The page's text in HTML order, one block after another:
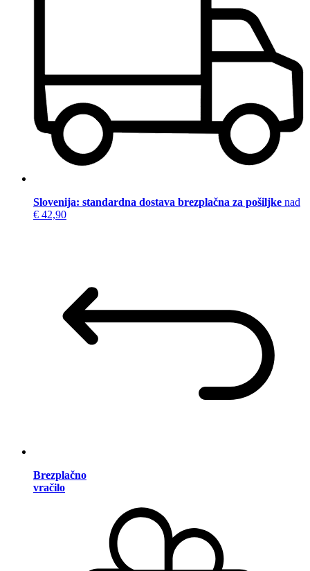
Slovenija: standardna dostava brezplačna za pošiljke nad
€ 42,90
Brezplačno
vračilo